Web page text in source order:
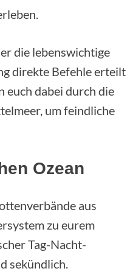
die lebenswichtige
direkte Befehle erteilt
euch dabei durch die
um feindliche
Ozean
aus
zu eurem
Tag-Nacht-
sekündlich.